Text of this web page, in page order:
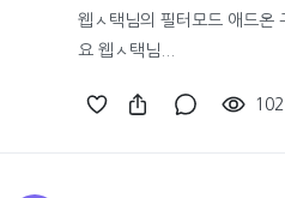
웹ㅅ택님의 필터모드 애드온
요 웹ㅅ택님...
102